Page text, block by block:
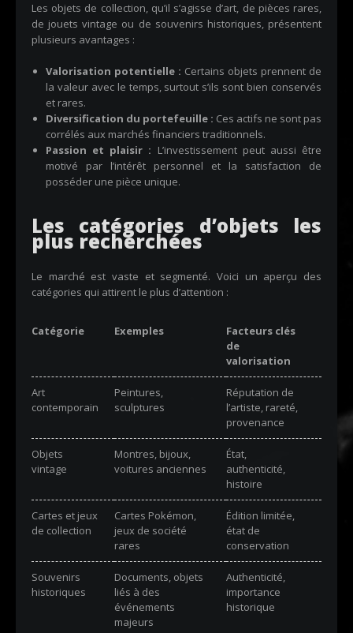
Les objets de collection, qu’il s’agisse d’art, de pièces rares,
de jouets vintage ou de souvenirs historiques, présentent
plusieurs avantages :
Valorisation potentielle : Certains objets prennent de
la valeur avec le temps, surtout s’ils sont bien conservés
et rares.
Diversification du portefeuille : Ces actifs ne sont pas
corrélés aux marchés financiers traditionnels.
Passion et plaisir : L’investissement peut aussi être
motivé par l’intérêt personnel et la satisfaction de
posséder une pièce unique.
Les catégories d’objets les
plus recherchées
Le marché est vaste et segmenté. Voici un aperçu des
catégories qui attirent le plus d’attention :
Catégorie Exemples
Facteurs clés
de
valorisation
Art
contemporain
Peintures,
sculptures
Réputation de
l’artiste, rareté,
provenance
Objets
vintage
Montres, bijoux,
voitures anciennes
État,
authenticité,
histoire
Cartes et jeux
de collection
Cartes Pokémon,
jeux de société
rares
Édition limitée,
état de
conservation
Souvenirs
historiques
Documents, objets
liés à des
événements
majeurs
Authenticité,
importance
historique